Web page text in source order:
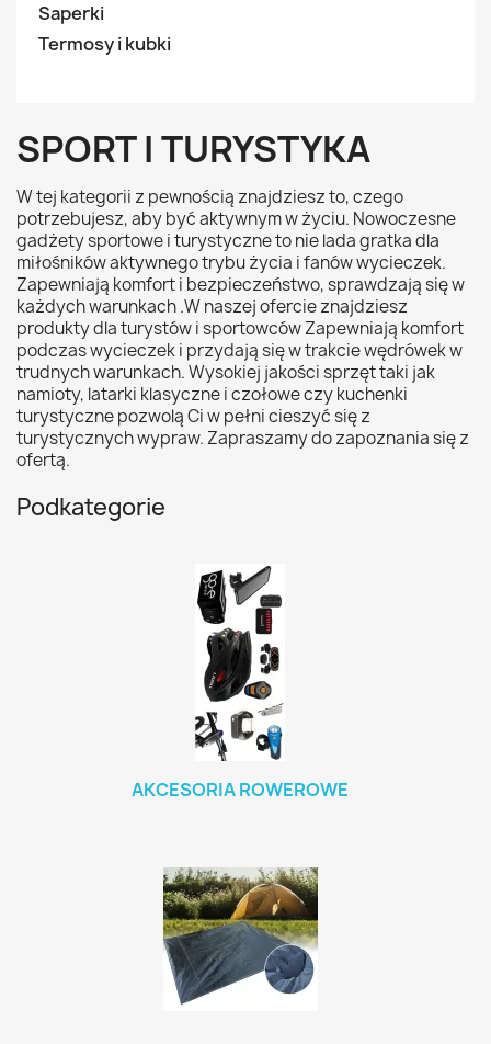
Saperki
Termosy i kubki
SPORT I TURYSTYKA
W tej kategorii z pewnością znajdziesz to, czego
potrzebujesz, aby być aktywnym w życiu. Nowoczesne
gadżety sportowe i turystyczne to nie lada gratka dla
miłośników aktywnego trybu życia i fanów wycieczek.
Zapewniają komfort i bezpieczeństwo, sprawdzają się w
każdych warunkach .W naszej ofercie znajdziesz
produkty dla turystów i sportowców Zapewniają komfort
podczas wycieczek i przydają się w trakcie wędrówek w
trudnych warunkach. Wysokiej jakości sprzęt taki jak
namioty, latarki klasyczne i czołowe czy kuchenki
turystyczne pozwolą Ci w pełni cieszyć się z
turystycznych wypraw. Zapraszamy do zapoznania się z
ofertą.
Podkategorie
AKCESORIA ROWEROWE